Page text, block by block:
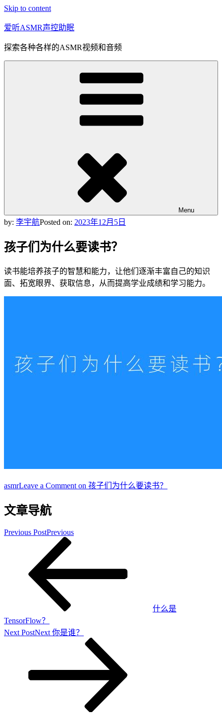
Skip to content
爱听ASMR声控助眠
探索各种各样的ASMR视频和音频
Menu
by: 李宇航Posted on: 2023年12月5日
孩子们为什么要读书？
读书能培养孩子的智慧和能力，让他们逐渐丰富自己的知识
面、拓宽眼界、获取信息，从而提高学业成绩和学习能力。
asmrLeave a Comment on 孩子们为什么要读书？
文章导航
Previous PostPrevious
什么是
TensorFlow？
Next PostNext 你是谁？